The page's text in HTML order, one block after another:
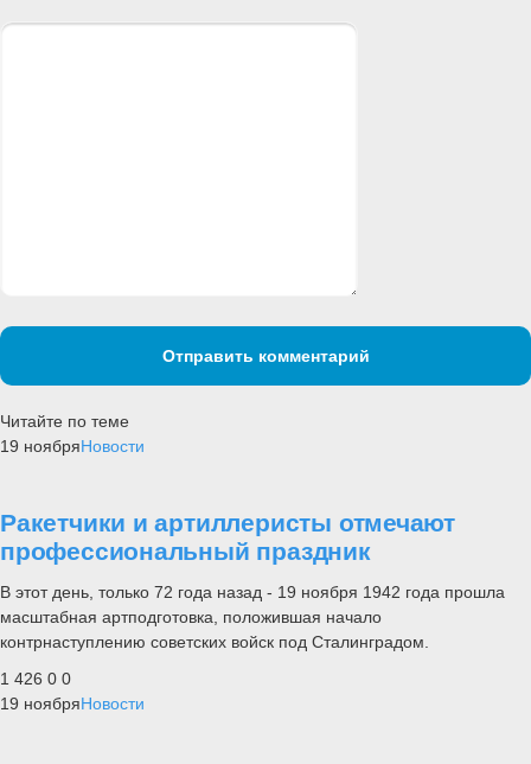
Отправить комментарий
Читайте по теме
19 ноябряНовости
Ракетчики и артиллеристы отмечают
профессиональный праздник
В этот день, только 72 года назад - 19 ноября 1942 года прошла
масштабная артподготовка, положившая начало
контрнаступлению советских войск под Сталинградом.
1 426 0 0
19 ноябряНовости